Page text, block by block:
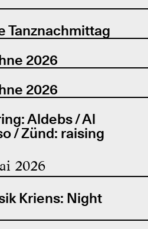
Tanznachmittag
2026
2026
Aldebs / Al
/ Zünd: raising
2026
Kriens: Night